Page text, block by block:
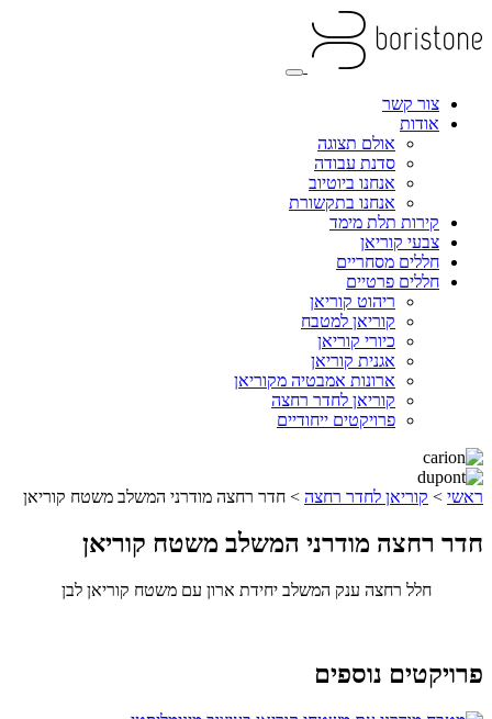
צור קשר
אודות
אולם תצוגה
סדנת עבודה
אנחנו ביוטיוב
אנחנו בתקשורת
קירות תלת מימד
צבעי קוריאן
חללים מסחריים
חללים פרטיים
ריהוט קוריאן
קוריאן למטבח
כיורי קוריאן
אגנית קוריאן
ארונות אמבטיה מקוריאן
קוריאן לחדר רחצה
פרויקטים ייחודיים
ראשי > קוריאן לחדר רחצה > חדר רחצה מודרני המשלב משטח קוריאן
חדר רחצה מודרני המשלב משטח קוריאן
חלל רחצה ענק המשלב יחידת ארון עם משטח קוריאן לבן
פרויקטים נוספים